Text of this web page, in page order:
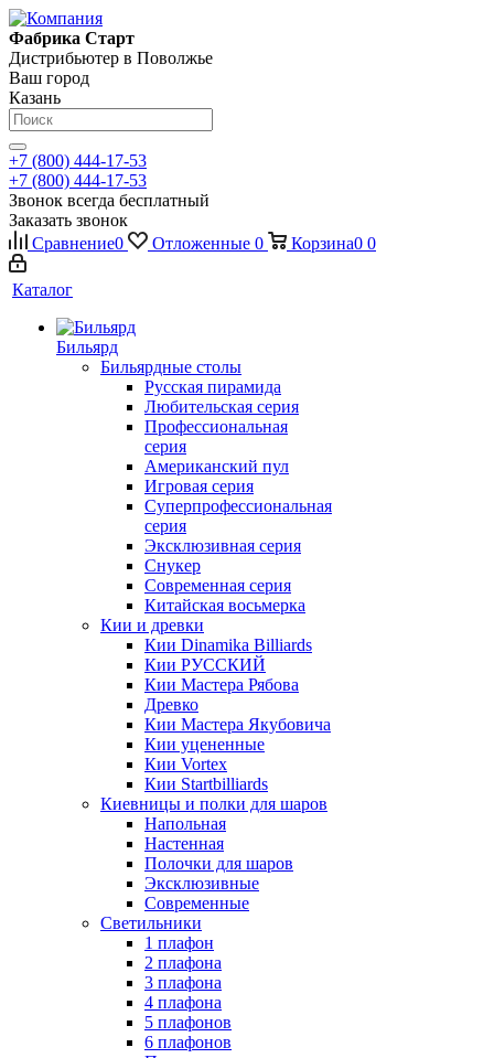
Фабрика Старт
Дистрибьютер в Поволжье
Ваш город
Казань
+7 (800) 444-17-53
+7 (800) 444-17-53
Звонок всегда бесплатный
Заказать звонок
Сравнение0 Отложенные 0 Корзина0 0
Каталог
Бильярд
Бильярдные столы
Русская пирамида
Любительская серия
Профессиональная
серия
Американский пул
Игровая серия
Суперпрофессиональная
серия
Эксклюзивная серия
Снукер
Современная серия
Китайская восьмерка
Кии и древки
Кии Dinamika Billiards
Кии РУССКИЙ
Кии Мастера Рябова
Древко
Кии Мастера Якубовича
Кии уцененные
Кии Vortex
Кии Startbilliards
Киевницы и полки для шаров
Напольная
Настенная
Полочки для шаров
Эксклюзивные
Современные
Светильники
1 плафон
2 плафона
3 плафона
4 плафона
5 плафонов
6 плафонов